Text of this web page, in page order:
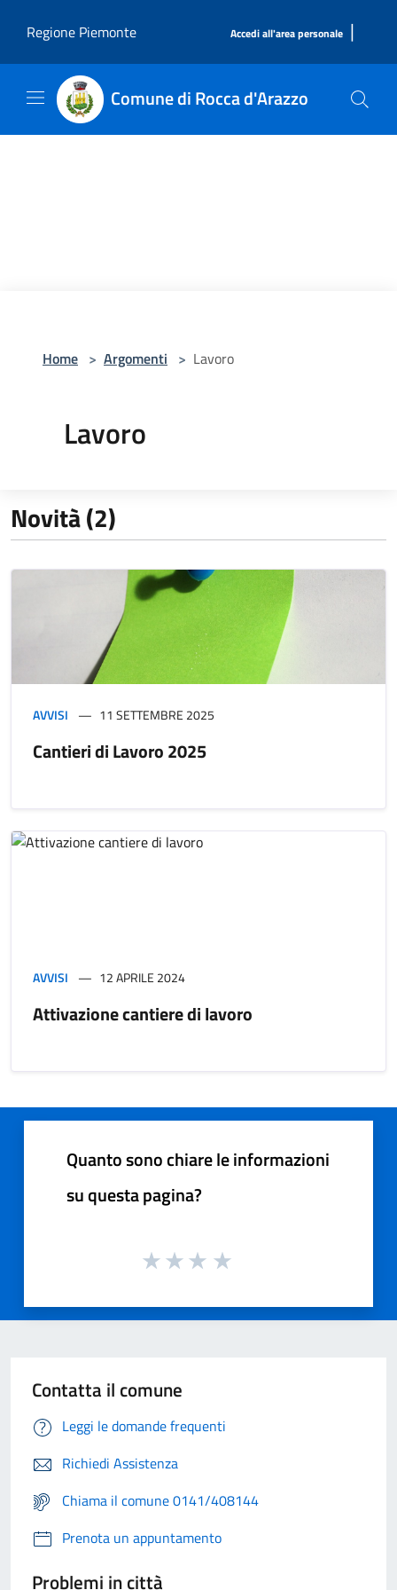
Regione Piemonte
Accedi all'area personale |
Comune di Rocca d'Arazzo
Home > Argomenti > Lavoro
Lavoro
Novità (2)
AVVISI 11 SETTEMBRE 2025
Cantieri di Lavoro 2025
AVVISI 12 APRILE 2024
Attivazione cantiere di lavoro
Quanto sono chiare le informazioni
su questa pagina?
Contatta il comune
Leggi le domande frequenti
Richiedi Assistenza
Chiama il comune 0141/408144
Prenota un appuntamento
Problemi in città